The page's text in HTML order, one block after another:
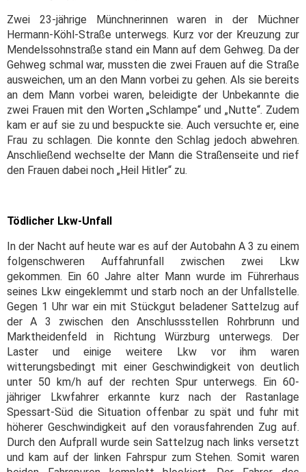
Zwei 23-jährige Münchnerinnen waren in der Müchner
Hermann-Köhl-Straße unterwegs. Kurz vor der Kreuzung zur
Mendelssohnstraße stand ein Mann auf dem Gehweg. Da der
Gehweg schmal war, mussten die zwei Frauen auf die Straße
ausweichen, um an den Mann vorbei zu gehen. Als sie bereits
an dem Mann vorbei waren, beleidigte der Unbekannte die
zwei Frauen mit den Worten „Schlampe“ und „Nutte“. Zudem
kam er auf sie zu und bespuckte sie. Auch versuchte er, eine
Frau zu schlagen. Die konnte den Schlag jedoch abwehren.
Anschließend wechselte der Mann die Straßenseite und rief
den Frauen dabei noch „Heil Hitler“ zu.
Tödlicher Lkw-Unfall
In der Nacht auf heute war es auf der Autobahn A 3 zu einem
folgenschweren Auffahrunfall zwischen zwei Lkw
gekommen. Ein 60 Jahre alter Mann wurde im Führerhaus
seines Lkw eingeklemmt und starb noch an der Unfallstelle.
Gegen 1 Uhr war ein mit Stückgut beladener Sattelzug auf
der A 3 zwischen den Anschlussstellen Rohrbrunn und
Marktheidenfeld in Richtung Würzburg unterwegs. Der
Laster und einige weitere Lkw vor ihm waren
witterungsbedingt mit einer Geschwindigkeit von deutlich
unter 50 km/h auf der rechten Spur unterwegs. Ein 60-
jähriger Lkwfahrer erkannte kurz nach der Rastanlage
Spessart-Süd die Situation offenbar zu spät und fuhr mit
höherer Geschwindigkeit auf den vorausfahrenden Zug auf.
Durch den Aufprall wurde sein Sattelzug nach links versetzt
und kam auf der linken Fahrspur zum Stehen. Somit waren